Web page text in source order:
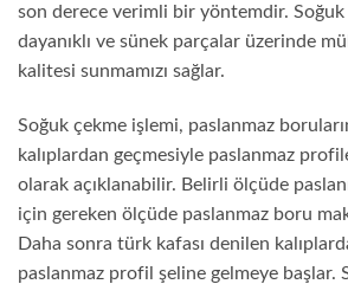
son derece verimli bir yöntemdir. Soğuk
dayanıklı ve sünek parçalar üzerinde
kalitesi sunmamızı sağlar.
Soğuk çekme işlemi, paslanmaz
kalıplardan geçmesiyle paslanmaz
olarak açıklanabilir. Belirli ölçüde
için gereken ölçüde paslanmaz boru
Daha sonra türk kafası denilen
paslanmaz profil şeline gelmeye başlar.